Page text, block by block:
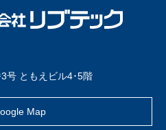
号 ともえビル4･5階
Map